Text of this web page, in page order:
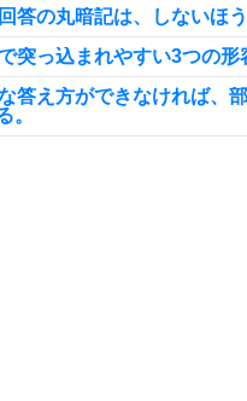
答の丸暗記は、しないほ
突っ込まれやすい3つの形
な答え方ができなければ、
。